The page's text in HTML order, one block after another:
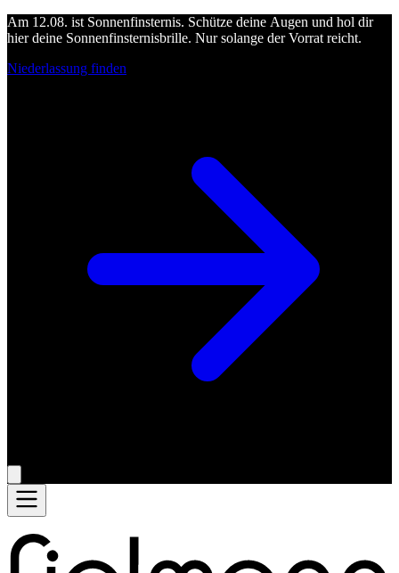
Am 12.08. ist Sonnenfinsternis. Schütze deine Augen und hol dir
hier deine Sonnenfinsternisbrille. Nur solange der Vorrat reicht.
Niederlassung finden